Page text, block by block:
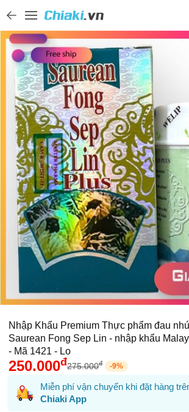
Nhập Khẩu Premium Thực phẩm đau
Saurean Fong Sep Lin - nhập khẩu
- Mã 1421 - Lo
250.000đ275.000đ -9%
Miễn phí vận chuyển khi đặt hàng
Chiaki App